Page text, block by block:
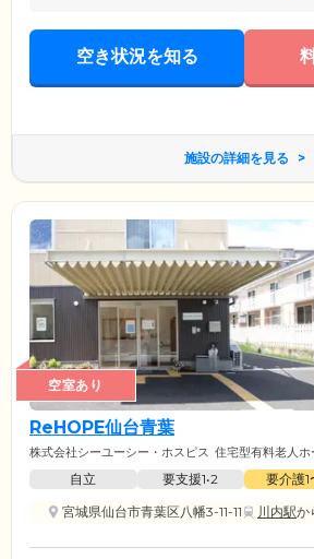
空き状況を知る
施設の詳細を見る
空室あり
ReHOPE仙台青葉
株式会社シーユーシー・ホスピス 住宅型有料老人ホ
自立 要支援1•2 要介護1
宮城県仙台市青葉区八幡3-11-11
川内駅か